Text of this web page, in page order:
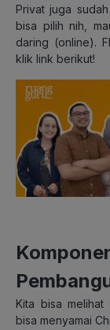
Privat juga
bisa pilih nih,
daring (online).
klik link berikut!
Kita bisa
bisa menyamai